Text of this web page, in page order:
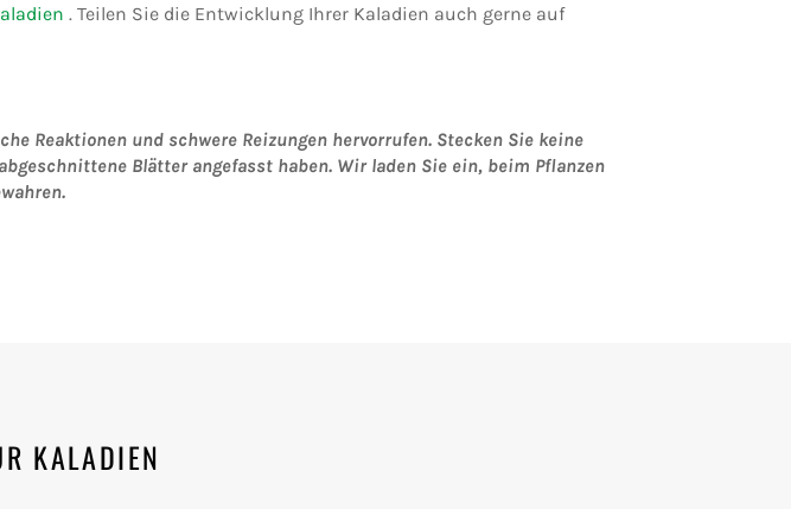
. Teilen Sie die Entwicklung Ihrer Kaladien auch gerne auf
Reaktionen und schwere Reizungen hervorrufen. Stecken Sie keine
Blätter angefasst haben. Wir laden Sie ein, beim Pflanzen
KALADIEN